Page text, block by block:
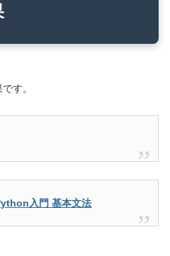
す。
入門 基本文法